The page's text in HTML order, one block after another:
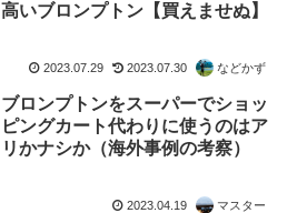
高いブロンプトン【買えませぬ】
2023.07.29 2023.07.30 などかず
ブロンプトンをスーパーでショッ
ピングカート代わりに使うのはア
リかナシか（海外事例の考察）
2023.04.19 マスター